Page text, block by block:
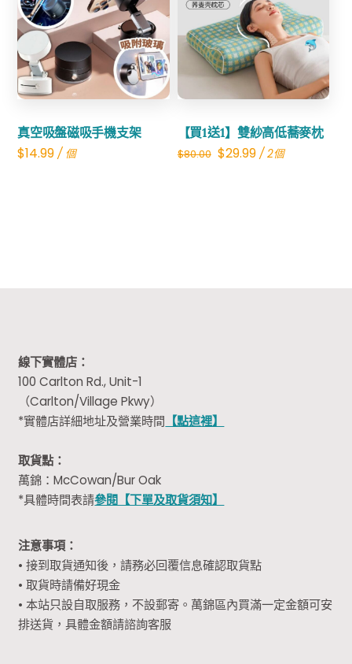
真空吸盤磁吸手機支架
$14.99 / 個
Share
【買1送1】雙紗高低蕎麥枕
$80.00 Original
$29.99Current
/ 2個
Share
線下實體店：
100 Carlton Rd., Unit-1
（Carlton/Village Pkwy）
*實體店詳細地址及營業時間 【點這裡】
取貨點：
萬錦：McCowan/Bur Oak
*具體時間表請參閱【下單及取貨須知】
注意事項：
• 接到取貨通知後，請務必回覆信息確認取貨點
• 取貨時請備好現金
• 本站只設自取服務，不設郵寄。萬錦區內買滿一定金額可安
排送貨，具體金額請諮詢客服